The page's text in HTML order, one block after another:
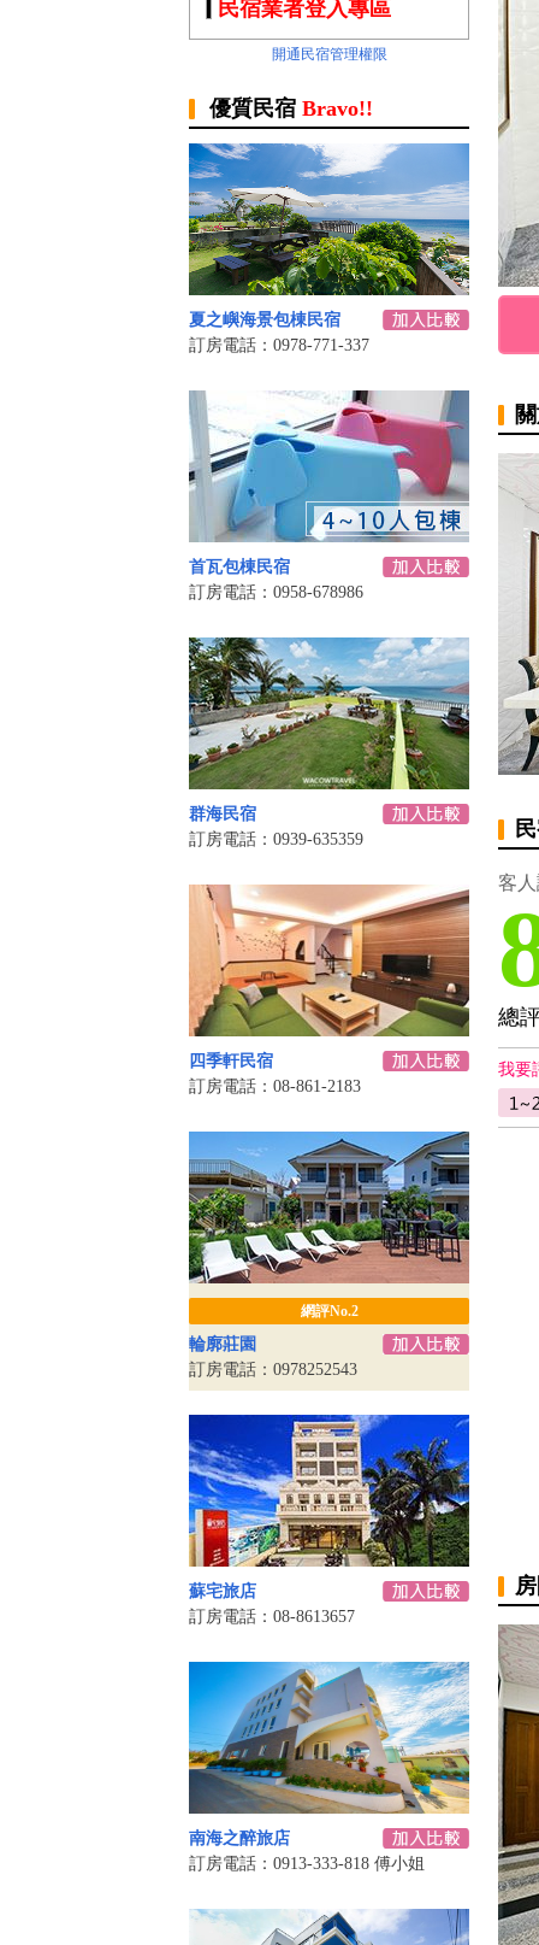
民宿業者登入專區
開通民宿管理權限
優質民宿 Bravo!!
夏之嶼海景包棟民宿
訂房電話：0978-771-337
首瓦包棟民宿
訂房電話：0958-678986
群海民宿
訂房電話：0939-635359
四季軒民宿
訂房電話：08-861-2183
網評No.2
輪廓莊園
訂房電話：0978252543
蘇宅旅店
訂房電話：08-8613657
南海之醉旅店
訂房電話：0913-333-818 傅小姐
客
總
我要